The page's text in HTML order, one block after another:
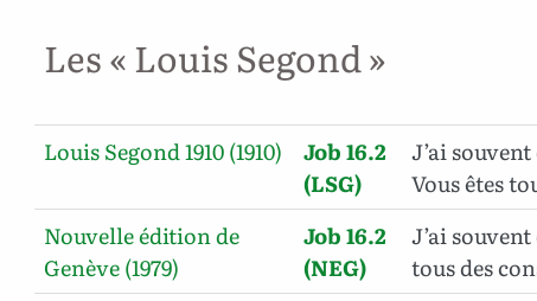
Les « Louis Segond »
Louis Segond 1910 (1910)
Job 16.2
(LSG)
J’ai
Vous êtes
Nouvelle édition de
Genève (1979)
Job 16.2
(NEG)
J’ai
tous des